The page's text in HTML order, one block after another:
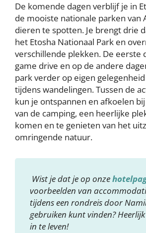
De komende dagen verblijf je in
de mooiste nationale parken van
dieren te spotten. Je brengt drie
het Etosha Nationaal Park en
verschillende plekken. De eerste
game drive en op de andere
park verder op eigen
tijdens wandelingen. Tussen de
kun je ontspannen en afkoelen
van de camping, een heerlijke
komen en te genieten van het
omringende natuur.
Wist je dat je op onze
voorbeelden van
tijdens een rondreis door
gebruiken kunt vinden?
in te leven!